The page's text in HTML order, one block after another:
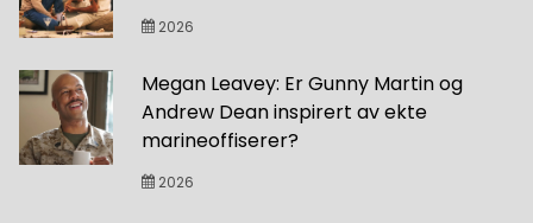
2026
Megan Leavey: Er Gunny Martin og
Andrew Dean inspirert av ekte
marineoffiserer?
2026